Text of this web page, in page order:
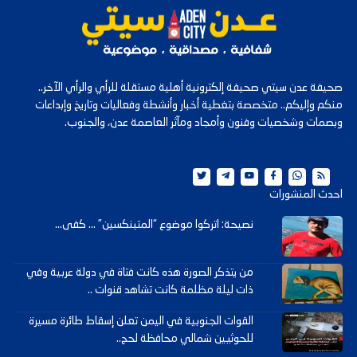
صحيفة عدن سيتي صحيفة إلكترونية أهلية مستقلة للرأي والرأي الآخر..
منكم وإليكم.. متخصصة بتغطية أخبار وأنشطة وفعاليات وتاريخ وإبداعات
وبصمات وشخصيات وفنون وأمجاد ومآثر العاصمة عدن، والجنوب.
احدث المنشورات
نصيحة: اتركوا موضوع “المتبنكسين” … كفى...
من يتذكر الصورة هذه كانت فتاة في دولة عربية وفي
ذات ليلة مظلمة كانت تشاهد قنوات ..
القوات الجنوبية في اليمن تعلن إسقاط طائرة مسيرة
للحوثيين شمالي محافظة لحج..